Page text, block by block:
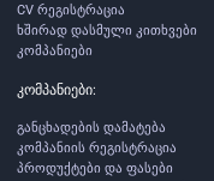
CV რეგისტრაცია
ხშირად დასმული კითხვები
კომპანიები
კომპანიები:
განცხადების დამატება
კომპანიის რეგისტრაცია
პროდუქტები და ფასები